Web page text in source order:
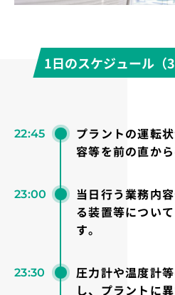
1日のスケジュール（
22:45
プラントの運転
容等を前の直から
23:00
当日行う業務内
る装置等につい
す。
23:30
圧力計や温度計
し、プラントに